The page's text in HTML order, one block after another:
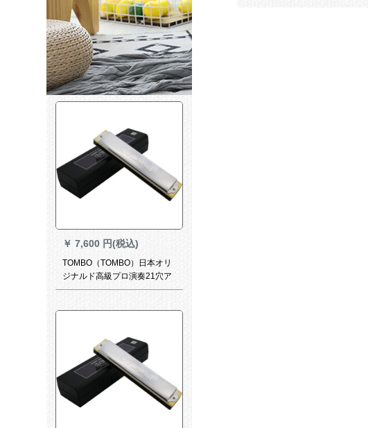
￥ 7,600 円(税込)
TOMBO（TOMBO）日本オリ
ジナルド高級プロ演奏21穴ア
ックハークホール9521木琴格